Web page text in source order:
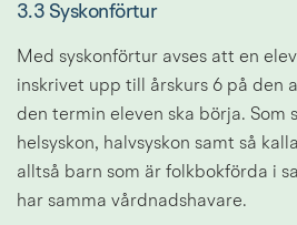
3.3 Syskonförtur
Med syskonförtur avses att en
inskrivet upp till årskurs 6 på den
den termin eleven ska börja. Som
helsyskon, halvsyskon samt så
alltså barn som är folkbokförda i
har samma vårdnadshavare.